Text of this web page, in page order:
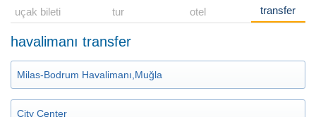
uçak bileti tur otel transfer
havalimanı transfer